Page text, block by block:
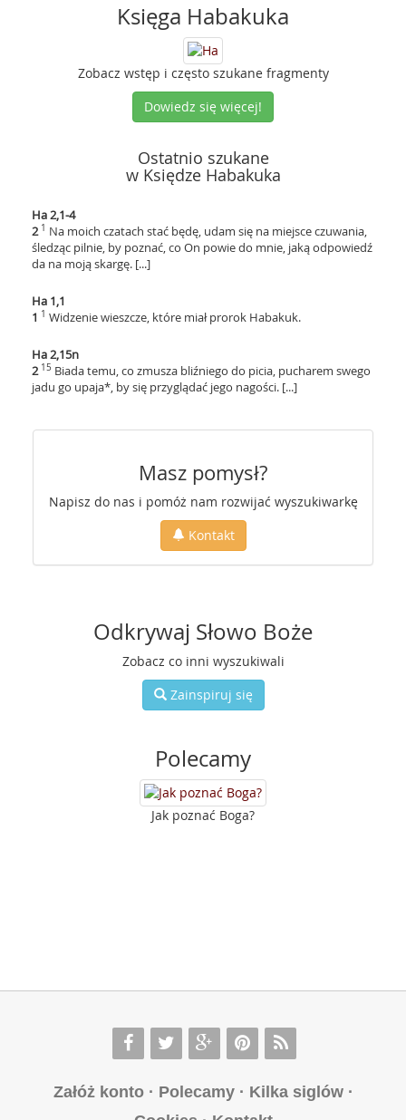
Księga Habakuka
Zobacz wstęp i często szukane fragmenty
Dowiedz się więcej!
Ostatnio szukane
w Księdze Habakuka
Ha 2,1-4
2 1 Na moich czatach stać będę, udam się na miejsce czuwania,
śledząc pilnie, by poznać, co On powie do mnie, jaką odpowiedź
da na moją skargę. [...]
Ha 1,1
1 1 Widzenie wieszcze, które miał prorok Habakuk.
Ha 2,15n
2 15 Biada temu, co zmusza bliźniego do picia, pucharem swego
jadu go upaja*, by się przyglądać jego nagości. [...]
Masz pomysł?
Napisz do nas i pomóż nam rozwijać wyszukiwarkę
Kontakt
Odkrywaj Słowo Boże
Zobacz co inni wyszukiwali
Zainspiruj się
Polecamy
Jak poznać Boga?
Załóż konto· Polecamy· Kilka siglów·